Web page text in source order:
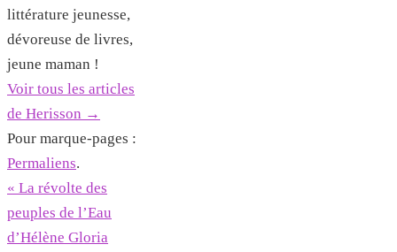
littérature jeunesse,
dévoreuse de livres,
jeune maman !
Voir tous les articles
de Herisson →
Pour marque-pages :
Permaliens.
« La révolte des
peuples de l’Eau
d’Hélène Gloria